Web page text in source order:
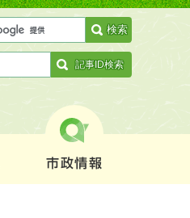
検索
記事ID検索
市政情報